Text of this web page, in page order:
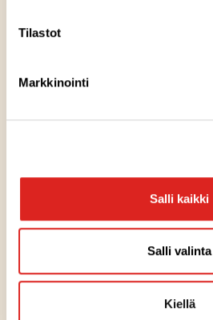
Tilastot
Markkinointi
Salli kaikki
Salli valinta
Kiellä